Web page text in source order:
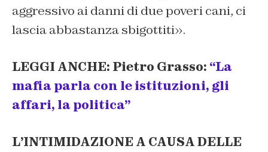
aggressivo ai danni di due poveri cani, ci
lascia abbastanza sbigottiti».
LEGGI ANCHE: Pietro Grasso: “La
mafia parla con le istituzioni, gli
affari, la politica”
L’INTIMIDAZIONE A CAUSA DELLE